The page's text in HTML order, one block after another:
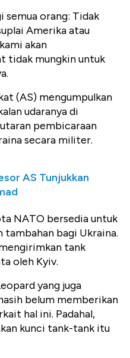
semua orang: Tidak
Amerika atau
akan
tidak mungkin untuk
(AS) mengumpulkan
udaranya di
pembicaraan
secara militer.
AS Tunjukkan
NATO bersedia untuk
bagi Ukraina.
tank
oleh Kyiv.
yang juga
belum memberikan
hal ini. Padahal,
kunci tank-tank itu